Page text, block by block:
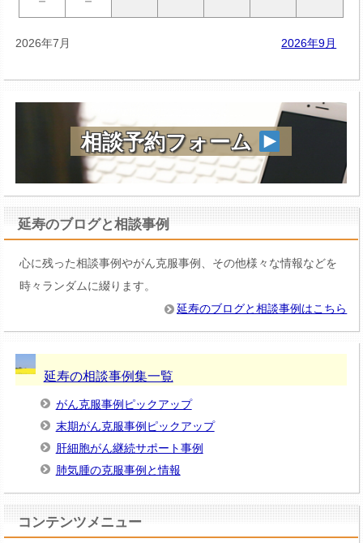
2026年7月 2026年9月
相談予約フォーム
延寿のブログと相談事例
心に残った相談事例やがん克服事例、その他様々な情報などを
時々ランダムに綴ります。
延寿のブログと相談事例はこちら
延寿の相談事例集一覧
がん克服事例ピックアップ
末期がん克服事例ピックアップ
肝細胞がん継続サポート事例
肺気腫の克服事例と情報
コンテンツメニュー